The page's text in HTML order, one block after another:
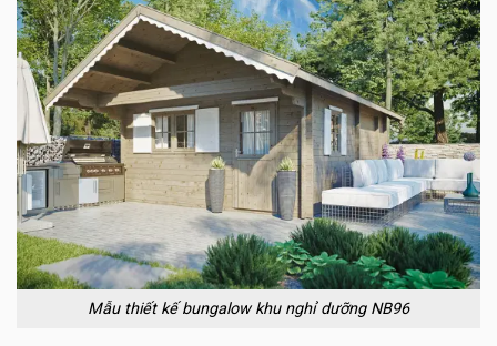
Mẫu thiết kế bungalow khu nghỉ dưỡng NB96